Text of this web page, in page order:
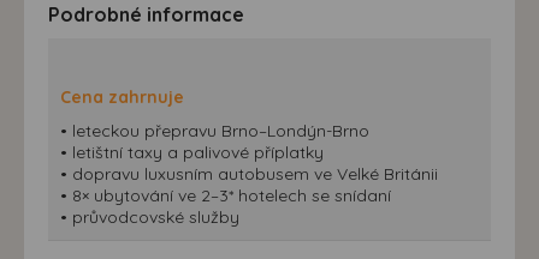
Podrobné informace
Cena zahrnuje
• leteckou přepravu Brno–Londýn-Brno
• letištní taxy a palivové příplatky
• dopravu luxusním autobusem ve Velké Británii
• 8× ubytování ve 2–3* hotelech se snídaní
• průvodcovské služby